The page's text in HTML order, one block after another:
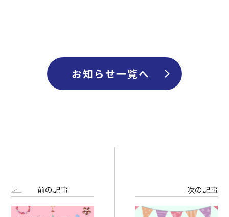
採用情報
お知らせ一覧へ
前の記事 次の記事